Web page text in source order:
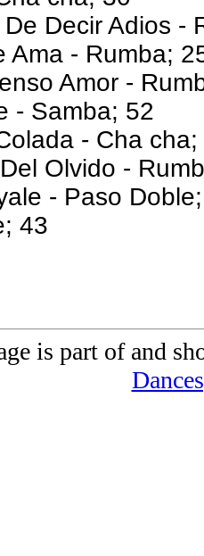
Decir Adios -
Ama - Rumba;
Amor -
- Samba; 52
- Cha cha;
Olvido -
- Paso
43
is part of and